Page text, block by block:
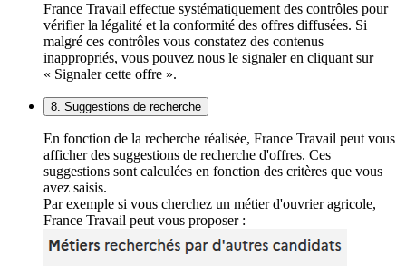
France Travail effectue systématiquement des contrôles pour
vérifier la légalité et la conformité des offres diffusées. Si
malgré ces contrôles vous constatez des contenus
inappropriés, vous pouvez nous le signaler en cliquant sur
« Signaler cette offre ».
8. Suggestions de recherche
En fonction de la recherche réalisée, France Travail peut vous
afficher des suggestions de recherche d'offres. Ces
suggestions sont calculées en fonction des critères que vous
avez saisis.
Par exemple si vous cherchez un métier d'ouvrier agricole,
France Travail peut vous proposer :